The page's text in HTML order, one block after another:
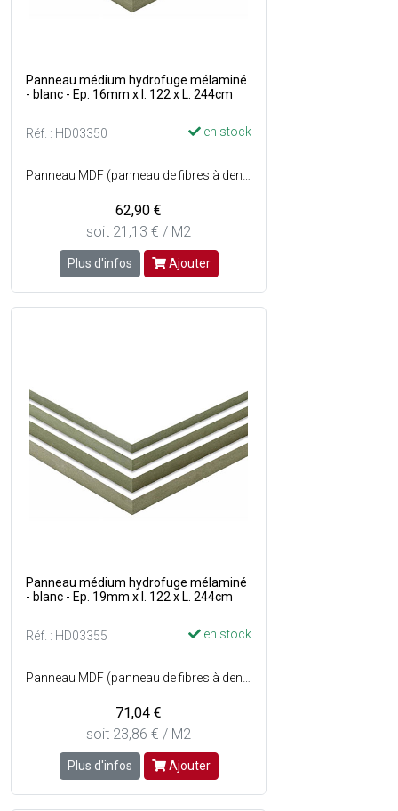
Panneau médium hydrofuge mélaminé
- blanc - Ep. 16mm x l. 122 x L. 244cm
Réf. : HD03350 en stock
62,90 €
soit 21,13 € / M2
Plus d'infos Ajouter
Panneau médium hydrofuge mélaminé
- blanc - Ep. 19mm x l. 122 x L. 244cm
Réf. : HD03355 en stock
71,04 €
soit 23,86 € / M2
Plus d'infos Ajouter